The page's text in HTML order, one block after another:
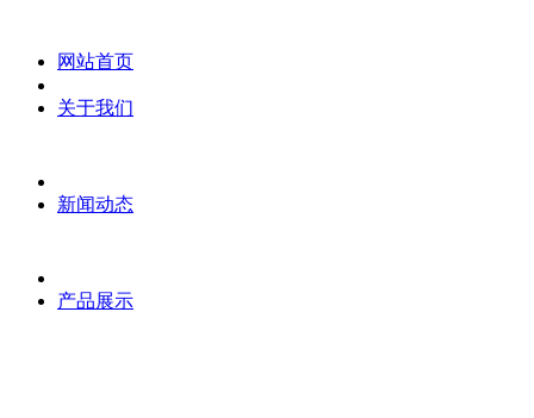
网站首页
关于我们
新闻动态
产品展示